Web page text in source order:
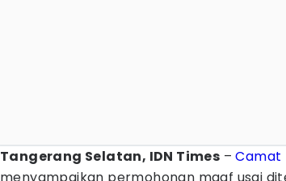
Tangerang Selatan, IDN Times –Camat